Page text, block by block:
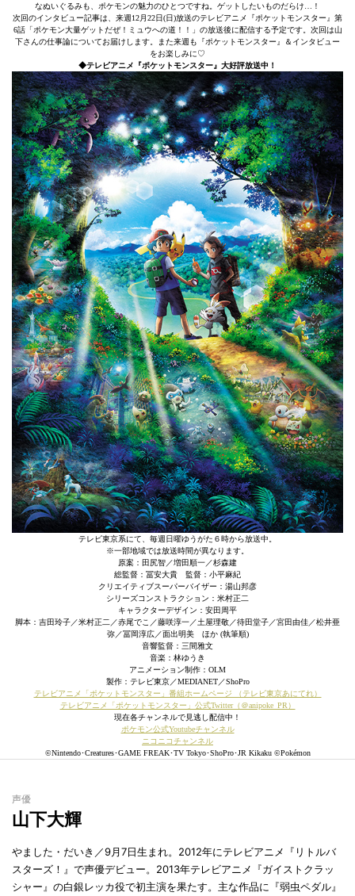
なぬいぐるみも、ポケモンの魅力のひとつですね。ゲットしたいものだらけ…！
次回のインタビュー記事は、来週12月22日(日)放送のテレビアニメ『ポケットモンスター』第
6話「ポケモン大量ゲットだぜ！ミュウへの道！！」の放送後に配信する予定です。次回は山
下さんの仕事論についてお届けします。また来週も『ポケットモンスター』＆インタビュー
をお楽しみに♡
◆テレビアニメ『ポケットモンスター』大好評放送中！
テレビ東京系にて、毎週日曜ゆうがた６時から放送中。
※一部地域では放送時間が異なります。
原案：田尻智／増田順一／杉森建
総監督：冨安大貴 監督：小平麻紀
クリエイティブスーパーバイザー：湯山邦彦
シリーズコンストラクション：米村正二
キャラクターデザイン：安田周平
脚本：吉田玲子／米村正二／赤尾でこ／藤咲淳一／土屋理敬／待田堂子／宮田由佳／松井亜
弥／冨岡淳広／面出明美 ほか (執筆順)
音響監督：三間雅文
音楽：林ゆうき
アニメーション制作：OLM
製作：テレビ東京／MEDIANET／ShoPro
テレビアニメ「ポケットモンスター」番組ホームページ （テレビ東京あにてれ）
テレビアニメ「ポケットモンスター」公式Twitter（＠anipoke_PR）
現在各チャンネルで見逃し配信中！
ポケモン公式Youtubeチャンネル
ニコニコチャンネル
©︎Nintendo･Creatures･GAME FREAK･TV Tokyo･ShoPro･JR Kikaku ©Pokémon
声優
山下大輝
やました・だいき／9月7日生まれ。2012年にテレビアニメ『リトルバ
スターズ！』で声優デビュー。2013年テレビアニメ『ガイストクラッ
シャー』の白銀レッカ役で初主演を果たす。主な作品に『弱虫ペダル』